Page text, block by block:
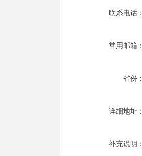
联系电话：
常用邮箱：
省份：
详细地址：
补充说明：